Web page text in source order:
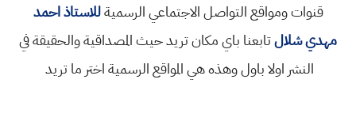
قنوات ومواقع التواصل الاجتماعي الرسميةللاستاذ احمد
مهدي شلالتابعنا باي مكان تريد حيث المصداقية والحقيقة في
النشر اولا باول وهذه هي المواقع الرسمية اختر ما تريد